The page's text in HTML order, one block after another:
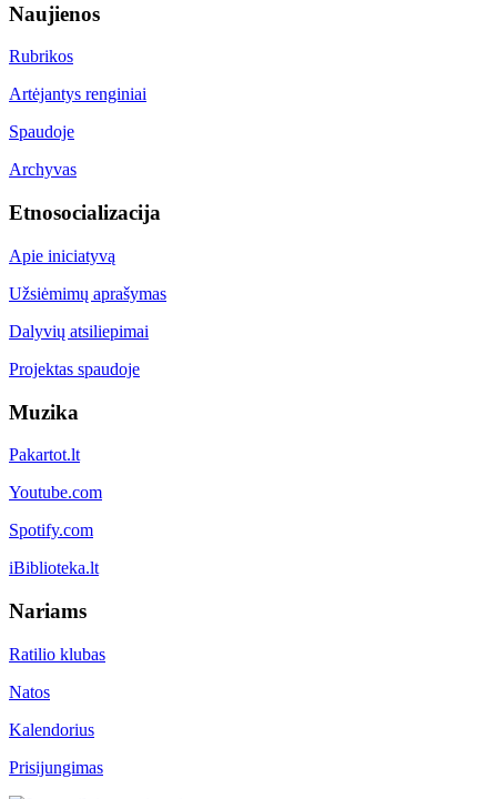
Naujienos
Rubrikos
Artėjantys renginiai
Spaudoje
Archyvas
Etnosocializacija
Apie iniciatyvą
Užsiėmimų aprašymas
Dalyvių atsiliepimai
Projektas spaudoje
Muzika
Pakartot.lt
Youtube.com
Spotify.com
iBiblioteka.lt
Nariams
Ratilio klubas
Natos
Kalendorius
Prisijungimas